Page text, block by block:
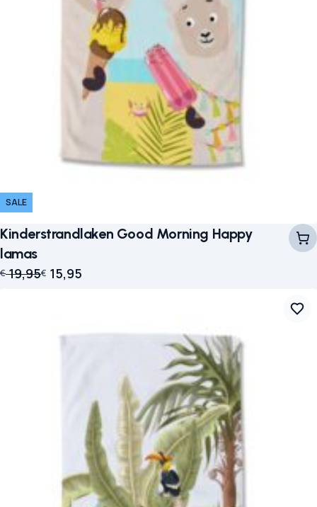
SALE
Kinderstrandlaken Good Morning Happy
lamas
€19,95
Oorspronkelijke prijs was: € 19,95.
€ 15,95
Huidige prijs is: € 15,95.